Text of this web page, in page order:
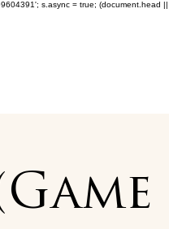
s.async = true; (document.head